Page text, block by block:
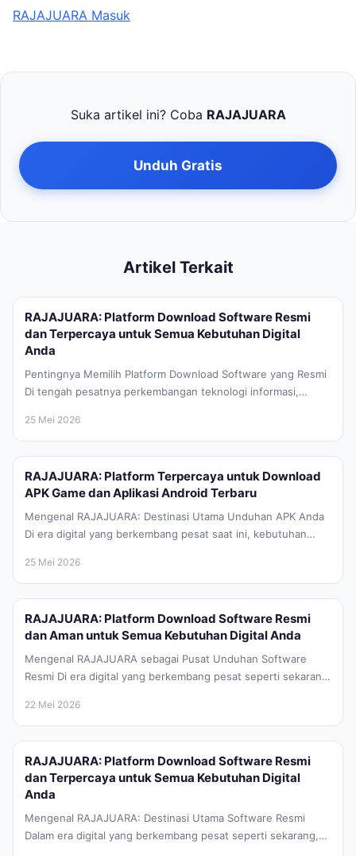
RAJAJUARA Masuk
Suka artikel ini? Coba RAJAJUARA
Unduh Gratis
Artikel Terkait
RAJAJUARA: Platform Download Software Resmi
dan Terpercaya untuk Semua Kebutuhan Digital
Anda
Pentingnya Memilih Platform Download Software yang Resmi
Di tengah pesatnya perkembangan teknologi informasi,
25 Mei 2026
RAJAJUARA: Platform Terpercaya untuk Download
APK Game dan Aplikasi Android Terbaru
Mengenal RAJAJUARA: Destinasi Utama Unduhan APK Anda
Di era digital yang berkembang pesat saat ini, kebutuhan
25 Mei 2026
RAJAJUARA: Platform Download Software Resmi
dan Aman untuk Semua Kebutuhan Digital Anda
Mengenal RAJAJUARA sebagai Pusat Unduhan Software
Resmi Di era digital yang berkembang pesat seperti sekarang,
22 Mei 2026
RAJAJUARA: Platform Download Software Resmi
dan Terpercaya untuk Semua Kebutuhan Digital
Anda
Mengenal RAJAJUARA: Destinasi Utama Software Resmi
Dalam era digital yang berkembang pesat seperti sekarang,